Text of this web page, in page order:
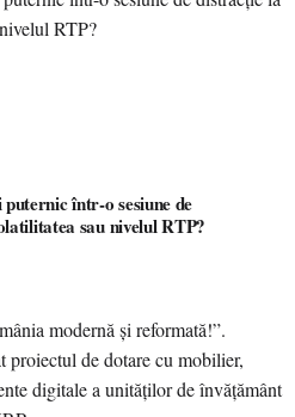
într-o sesiune de
sau nivelul RTP?